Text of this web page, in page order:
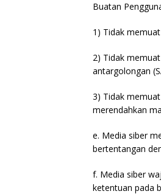
Buatan
1) Tidak
2) Tidak
antargolongan
3) Tidak
merendahkan
e. Media siber
bertentangan
f. Media siber
ketentuan pada